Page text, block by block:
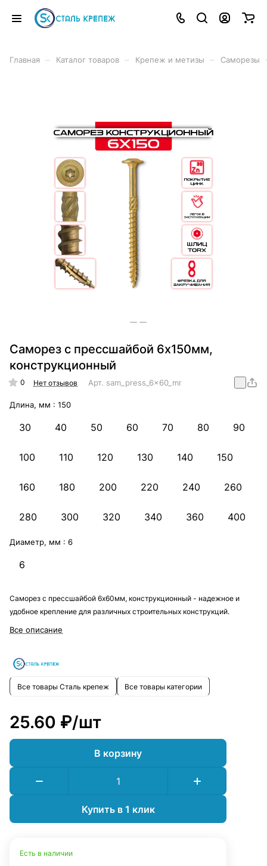
Главная Каталог товаров Крепеж и метизы Саморезы
Саморез с прессшайбой 6х150мм,
конструкционный
0 Нет отзывов Арт. sam_press_6x60_mm_konstr
Длина, мм : 150
30 40 50 60 70 80 90
100 110 120 130 140 150
160 180 200 220 240 260
280 300 320 340 360 400
Диаметр, мм : 6
6
Саморез с прессшайбой 6х60мм, конструкционный - надежное и
удобное крепление для различных строительных конструкций.
Все описание
Все товары Сталь крепеж Все товары категории
25.60 ₽/шт
В корзину
Купить в 1 клик
Есть в наличии